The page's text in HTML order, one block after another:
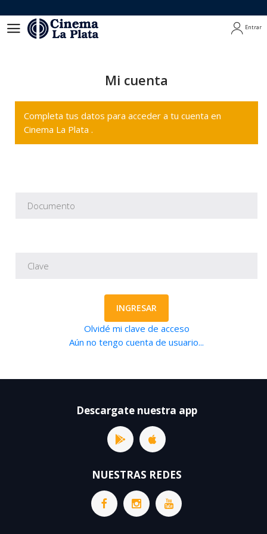
Entrar
Mi cuenta
Completa tus datos para acceder a tu cuenta en
Cinema La Plata .
INGRESAR
Olvidé mi clave de acceso
Aún no tengo cuenta de usuario...
Descargate nuestra app
NUESTRAS REDES